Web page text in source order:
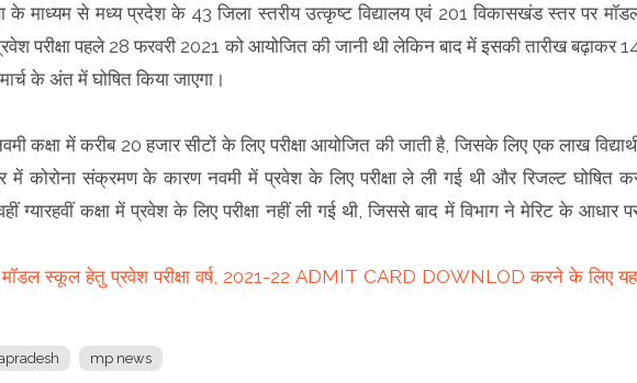
के माध्यम से मध्य प्रदेश के 43 जिला स्तरीय उत्कृष्ट विद्यालय एवं 201 विकासखंड स्तर पर
परीक्षा पहले 28 फरवरी 2021 को आयोजित की जानी थी लेकिन बाद में इसकी तारीख बढ़ाकर
मार्च के अंत में घोषित किया जाएगा।
कक्षा में करीब 20 हजार सीटों के लिए परीक्षा आयोजित की जाती है, जिसके लिए एक लाख
कोरोना संक्रमण के कारण नवमी में प्रवेश के लिए परीक्षा ले ली गई थी और रिजल्ट घोषित
ग्यारहवीं कक्षा में प्रवेश के लिए परीक्षा नहीं ली गई थी, जिससे बाद में विभाग ने मेरिट के आधार
माॅडल स्कूल हेतु प्रवेश परीक्षा वर्ष, 2021-22 ADMIT CARD DOWNLOD करने के लिए
mp news